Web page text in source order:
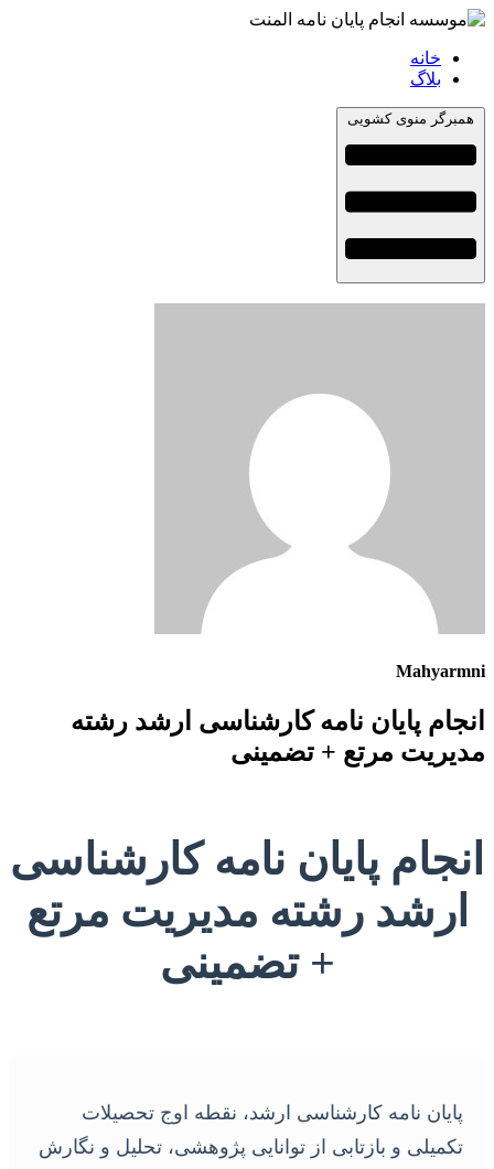
خانه
بلاگ
همبرگر منوی کشویی
Mahyarmni
انجام پایان نامه کارشناسی ارشد رشته
مدیریت مرتع + تضمینی
انجام پایان نامه کارشناسی
ارشد رشته مدیریت مرتع
+ تضمینی
پایان نامه کارشناسی ارشد، نقطه اوج تحصیلات
تکمیلی و بازتابی از توانایی پژوهشی، تحلیل و نگارش